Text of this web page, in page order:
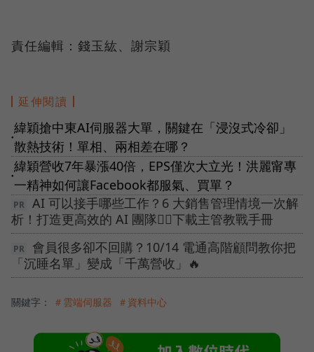
責任編輯：錢玉紘、謝宗穎
延伸閱讀
●
緯穎搶中東AI伺服器大單，關鍵在「浸沒式冷卻」
散熱技術！單相、兩相差在哪？
●
緯穎營收7年暴漲40倍，EPS僅次大立光！洪麗甯專
一精神如何讓Facebook都服氣、買單？
AI 可以接手哪些工作？6 大銷售管理情境一次解
析！打造更高效的 AI 團隊👉🏻下載主管教戰手冊
會員很多卻不回購？10/14 電通高階顧問教你把
「沉睡名單」變成「千萬營收」🔥
關鍵字： ＃雲端伺服器 ＃資料中心